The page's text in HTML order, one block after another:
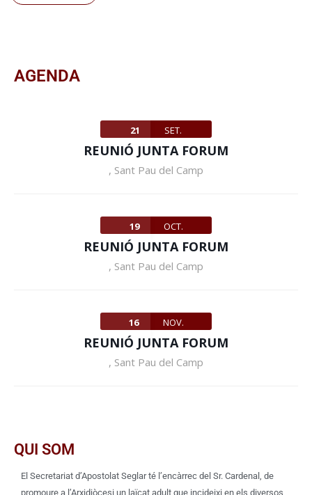
AGENDA
21 SET.
REUNIÓ JUNTA FORUM
, Sant Pau del Camp
19 OCT.
REUNIÓ JUNTA FORUM
, Sant Pau del Camp
16 NOV.
REUNIÓ JUNTA FORUM
, Sant Pau del Camp
QUI SOM
El Secretariat d’Apostolat Seglar té l’encàrrec del Sr. Cardenal, de
promoure a l’Arxidiòcesi un laïcat adult que incideixi en els diversos